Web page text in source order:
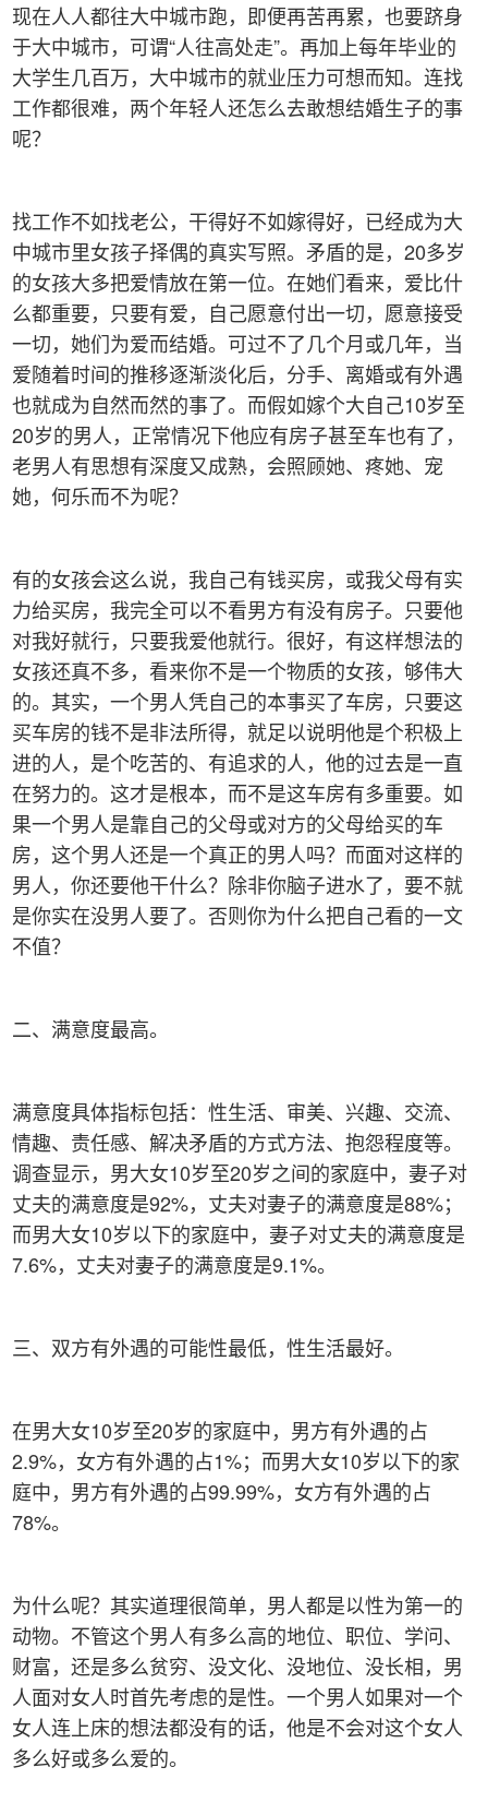
现在人人都往大中城市跑，即便再苦再累，也要跻身
于大中城市，可谓“人往高处走”。再加上每年毕业的
大学生几百万，大中城市的就业压力可想而知。连找
工作都很难，两个年轻人还怎么去敢想结婚生子的事
呢？
找工作不如找老公，干得好不如嫁得好，已经成为大
中城市里女孩子择偶的真实写照。矛盾的是，20多岁
的女孩大多把爱情放在第一位。在她们看来，爱比什
么都重要，只要有爱，自己愿意付出一切，愿意接受
一切，她们为爱而结婚。可过不了几个月或几年，当
爱随着时间的推移逐渐淡化后，分手、离婚或有外遇
也就成为自然而然的事了。而假如嫁个大自己10岁至
20岁的男人，正常情况下他应有房子甚至车也有了，
老男人有思想有深度又成熟，会照顾她、疼她、宠
她，何乐而不为呢？
有的女孩会这么说，我自己有钱买房，或我父母有实
力给买房，我完全可以不看男方有没有房子。只要他
对我好就行，只要我爱他就行。很好，有这样想法的
女孩还真不多，看来你不是一个物质的女孩，够伟大
的。其实，一个男人凭自己的本事买了车房，只要这
买车房的钱不是非法所得，就足以说明他是个积极上
进的人，是个吃苦的、有追求的人，他的过去是一直
在努力的。这才是根本，而不是这车房有多重要。如
果一个男人是靠自己的父母或对方的父母给买的车
房，这个男人还是一个真正的男人吗？而面对这样的
男人，你还要他干什么？除非你脑子进水了，要不就
是你实在没男人要了。否则你为什么把自己看的一文
不值？
二、满意度最高。
满意度具体指标包括：性生活、审美、兴趣、交流、
情趣、责任感、解决矛盾的方式方法、抱怨程度等。
调查显示，男大女10岁至20岁之间的家庭中，妻子对
丈夫的满意度是92%，丈夫对妻子的满意度是88%；
而男大女10岁以下的家庭中，妻子对丈夫的满意度是
7.6%，丈夫对妻子的满意度是9.1%。
三、双方有外遇的可能性最低，性生活最好。
在男大女10岁至20岁的家庭中，男方有外遇的占
2.9%，女方有外遇的占1%；而男大女10岁以下的家
庭中，男方有外遇的占99.99%，女方有外遇的占
78%。
为什么呢？其实道理很简单，男人都是以性为第一的
动物。不管这个男人有多么高的地位、职位、学问、
财富，还是多么贫穷、没文化、没地位、没长相，男
人面对女人时首先考虑的是性。一个男人如果对一个
女人连上床的想法都没有的话，他是不会对这个女人
多么好或多么爱的。